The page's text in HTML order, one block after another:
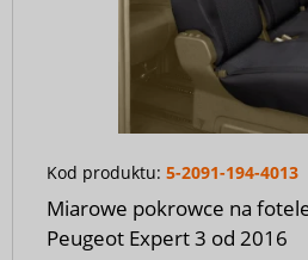
Kod produktu: 5-2091-194-4013
Miarowe pokrowce na
Peugeot Expert 3 od 2016